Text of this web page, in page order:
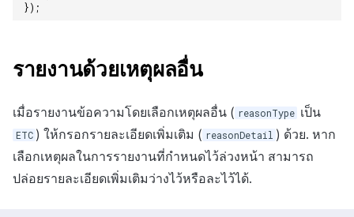
});
รายงานด้วยเหตุผลอื่น
เมื่อรายงานข้อความโดยเลือกเหตุผลอื่น ( reasonType เป็น
ETC ) ให้กรอกรายละเอียดเพิ่มเติม ( reasonDetail ) ด้วย. หาก
เลือกเหตุผลในการรายงานที่กำหนดไว้ล่วงหน้า สามารถ
ปล่อยรายละเอียดเพิ่มเติมว่างไว้หรือละไว้ได้.